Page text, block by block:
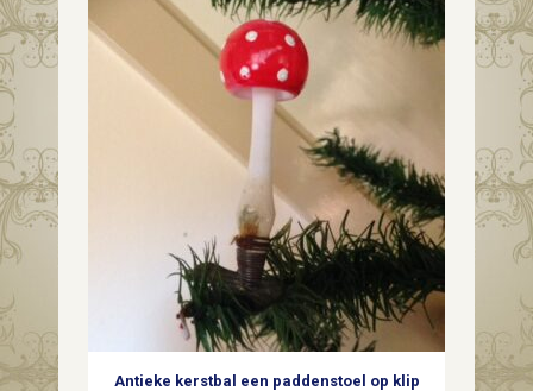
Antieke kerstbal een paddenstoel op klip